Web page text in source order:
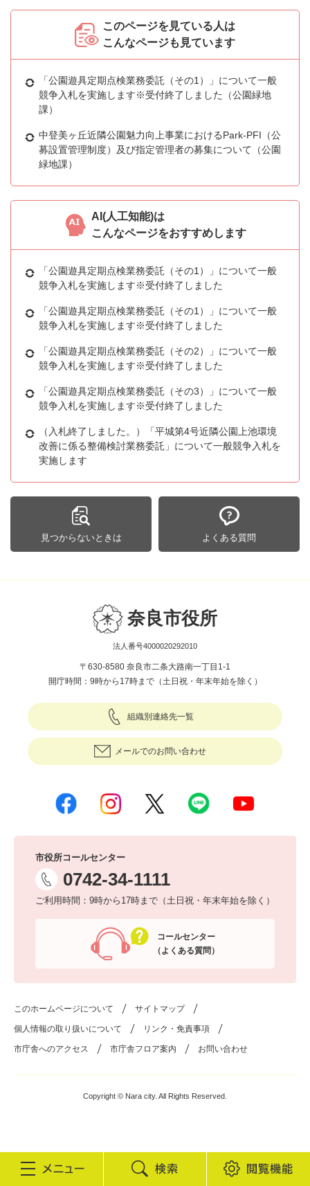
このページを見ている人は
こんなページも見ています
「公園遊具定期点検業務委託（その1）」について一般
競争入札を実施します※受付終了しました（公園緑地
課）
中登美ヶ丘近隣公園魅力向上事業におけるPark-PFI（公
募設置管理制度）及び指定管理者の募集について（公園
緑地課）
AI(人工知能)は
こんなページをおすすめします
「公園遊具定期点検業務委託（その1）」について一般
競争入札を実施します※受付終了しました
「公園遊具定期点検業務委託（その1）」について一般
競争入札を実施します※受付終了しました
「公園遊具定期点検業務委託（その2）」について一般
競争入札を実施します※受付終了しました
「公園遊具定期点検業務委託（その3）」について一般
競争入札を実施します※受付終了しました
（入札終了しました。）「平城第4号近隣公園上池環境
改善に係る整備検討業務委託」について一般競争入札を
実施します
見つからないときは よくある質問
奈良市役所
法人番号4000020292010
〒630-8580 奈良市二条大路南一丁目1-1
開庁時間：9時から17時まで（土日祝・年末年始を除く）
組織別連絡先一覧
メールでのお問い合わせ
市役所コールセンター
0742-34-1111
ご利用時間：9時から17時まで（土日祝・年末年始を除く）
コールセンター
（よくある質問）
このホームページについて サイトマップ
個人情報の取り扱いについて リンク・免責事項
市庁舎へのアクセス 市庁舎フロア案内 お問い合わせ
Copyright © Nara city. All Rights Reserved.